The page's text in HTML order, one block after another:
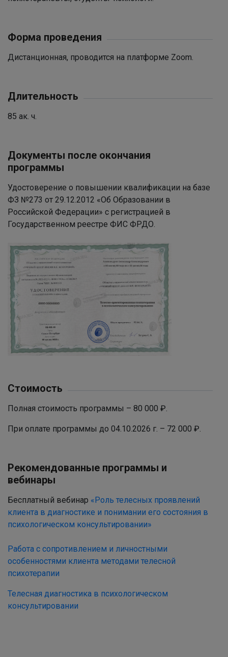
Форма проведения
Дистанционная, проводится на платформе Zoom.
Длительность
85 ак. ч.
Документы после окончания
программы
Удостоверение о повышении квалификации на базе
ФЗ №273 от 29.12.2012 «Об Образовании в
Российской Федерации» с регистрацией в
Государственном реестре ФИС ФРДО.
Стоимость
Полная стоимость программы – 80 000 ₽.
При оплате программы до 04.10.2026 г. – 72 000 ₽.
Рекомендованные программы и
вебинары
Бесплатный вебинар «Роль телесных проявлений
клиента в диагностике и понимании его состояния в
психологическом консультировании»
Работа с сопротивлением и личностными
особенностями клиента методами телесной
психотерапии
Телесная диагностика в психологическом
консультировании